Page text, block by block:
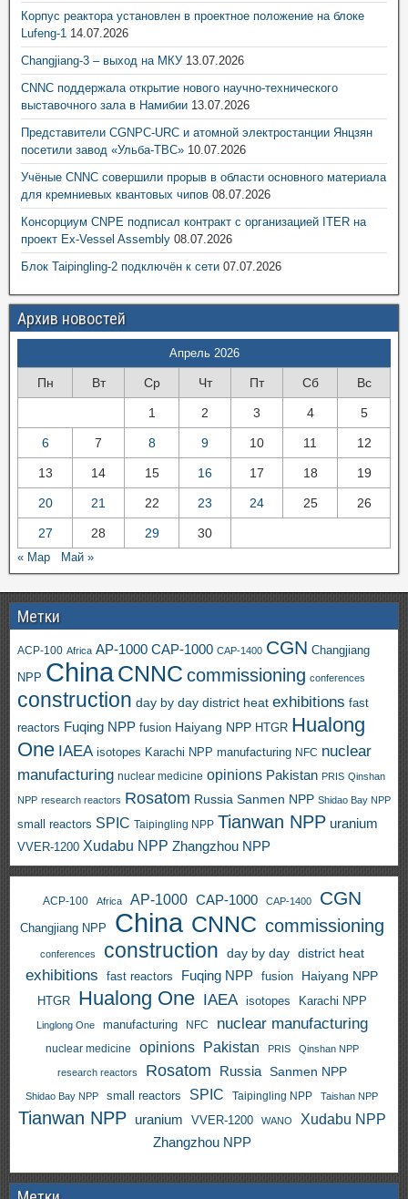
Корпус реактора установлен в проектное положение на блоке
Lufeng-1 14.07.2026
Changjiang-3 – выход на МКУ 13.07.2026
CNNC поддержала открытие нового научно-технического
выставочного зала в Намибии 13.07.2026
Представители CGNPC-URC и атомной электростанции Янцзян
посетили завод «Ульба-ТВС» 10.07.2026
Учёные CNNC совершили прорыв в области основного материала
для кремниевых квантовых чипов 08.07.2026
Консорциум CNPE подписал контракт с организацией ITER на
проект Ex-Vessel Assembly 08.07.2026
Блок Taipingling-2 подключён к сети 07.07.2026
Архив новостей
Апрель 2026
Пн Вт Ср Чт Пт Сб Вс
1 2 3 4 5
6 7 8 9 10 11 12
13 14 15 16 17 18 19
20 21 22 23 24 25 26
27 28 29 30
« Мар Май »
Метки
ACP-100 Africa AP-1000 CAP-1000 CAP-1400 CGN Changjiang
NPP ChinaCNNC commissioning conferences
construction day by day district heat exhibitions fast
reactors Fuqing NPP fusion Haiyang NPP HTGR Hualong
One IAEA isotopes Karachi NPP manufacturing NFC nuclear
manufacturing nuclear medicine opinions Pakistan PRIS Qinshan
NPP research reactors Rosatom Russia Sanmen NPP Shidao Bay NPP
small reactors SPIC Taipingling NPP Tianwan NPP uranium
VVER-1200 Xudabu NPP Zhangzhou NPP
ACP-100 Africa AP-1000 CAP-1000 CAP-1400 CGN
Changjiang NPP China CNNC commissioning
conferences construction day by day district heat
exhibitions fast reactors Fuqing NPP fusion Haiyang NPP
HTGR Hualong One IAEA isotopes Karachi NPP
Linglong One manufacturing NFC nuclear manufacturing
nuclear medicine opinions Pakistan PRIS Qinshan NPP
research reactors Rosatom Russia Sanmen NPP
Shidao Bay NPP small reactors SPIC Taipingling NPP Taishan NPP
Tianwan NPP uranium VVER-1200 WANO
Xudabu NPP
Zhangzhou NPP